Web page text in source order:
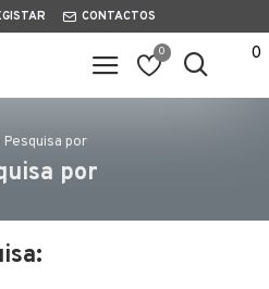
CONTACTOS
0 0
Pesquisa por
por